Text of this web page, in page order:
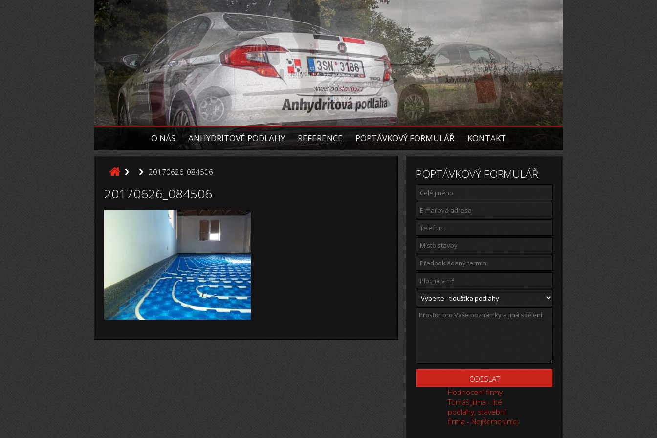
O NÁS ANHYDRITOVÉ PODLAHY REFERENCE POPTÁVKOVÝ FORMULÁŘ KONTAKT
20170626_084506
20170626_084506
POPTÁVKOVÝ FORMULÁŘ
Hodnocení firmy
Tomáš Jilma - lité
podlahy, stavební
firma - NejŘemeslníci.